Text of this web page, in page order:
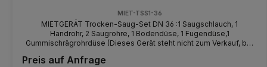
MIET-TSS1-36
MIETGERÄT Trocken-Saug-Set DN 36 :1 Saugschlauch, 1
Handrohr, 2 Saugrohre, 1 Bodendüse, 1 Fugendüse,1
Gummischrägrohrdüse (Dieses Gerät steht nicht zum Verkauf, bei
vor der Benutzung mit dem Gerät und der Bedienung vertraut)
Preis auf Anfrage